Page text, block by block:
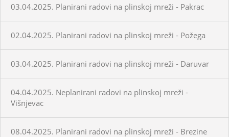
03.04.2025. Planirani radovi na plinskoj mreži - Pakrac
02.04.2025. Planirani radovi na plinskoj mreži - Požega
03.04.2025. Planirani radovi na plinskoj mreži - Daruvar
04.04.2025. Neplanirani radovi na plinskoj mreži -
Višnjevac
08.04.2025. Planirani radovi na plinskoj mreži - Brezine